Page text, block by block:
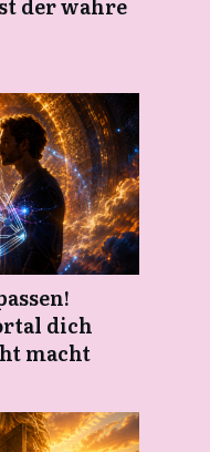
der wahre
dich
macht